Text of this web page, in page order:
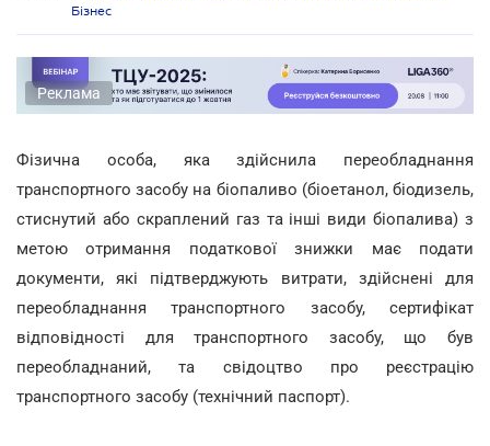
Бізнес
Реклама
Фізична особа, яка здійснила переобладнання
транспортного засобу на біопаливо (біоетанол, біодизель,
стиснутий або скраплений газ та інші види біопалива) з
метою отримання податкової знижки має подати
документи, які підтверджують витрати, здійснені для
переобладнання транспортного засобу, сертифікат
відповідності для транспортного засобу, що був
переобладнаний, та свідоцтво про реєстрацію
транспортного засобу (технічний паспорт).